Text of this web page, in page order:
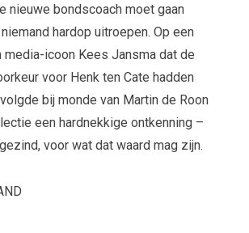
nieuwe bondscoach moet gaan
hardop uitroepen. Op een
media-icoon Kees Jansma dat de
voor Henk ten Cate hadden
bij monde van Martin de Roon
een hardnekkige ontkenning –
voor wat dat waard mag zijn.